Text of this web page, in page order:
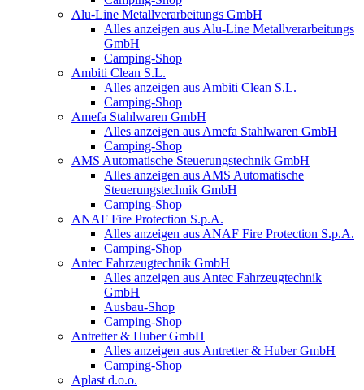
Alu-Line Metallverarbeitungs GmbH
Alles anzeigen aus Alu-Line Metallverarbeitungs
GmbH
Camping-Shop
Ambiti Clean S.L.
Alles anzeigen aus Ambiti Clean S.L.
Camping-Shop
Amefa Stahlwaren GmbH
Alles anzeigen aus Amefa Stahlwaren GmbH
Camping-Shop
AMS Automatische Steuerungstechnik GmbH
Alles anzeigen aus AMS Automatische
Steuerungstechnik GmbH
Camping-Shop
ANAF Fire Protection S.p.A.
Alles anzeigen aus ANAF Fire Protection S.p.A.
Camping-Shop
Antec Fahrzeugtechnik GmbH
Alles anzeigen aus Antec Fahrzeugtechnik
GmbH
Ausbau-Shop
Camping-Shop
Antretter & Huber GmbH
Alles anzeigen aus Antretter & Huber GmbH
Camping-Shop
Aplast d.o.o.